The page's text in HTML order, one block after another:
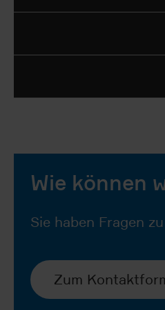
Wie können
Sie haben Fragen
Zum